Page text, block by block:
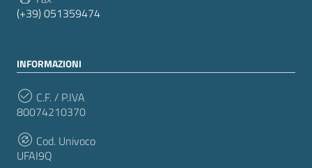
(+39) 051359474
INFORMAZIONI
C.F. / P.IVA
80074210370
Cod. Univoco
UFAI9Q